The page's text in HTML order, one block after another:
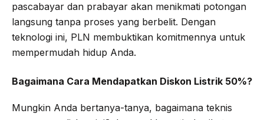
pascabayar dan prabayar akan menikmati potongan
langsung tanpa proses yang berbelit. Dengan
teknologi ini, PLN membuktikan komitmennya untuk
mempermudah hidup Anda.
Bagaimana Cara Mendapatkan Diskon Listrik 50%?
Mungkin Anda bertanya-tanya, bagaimana teknis